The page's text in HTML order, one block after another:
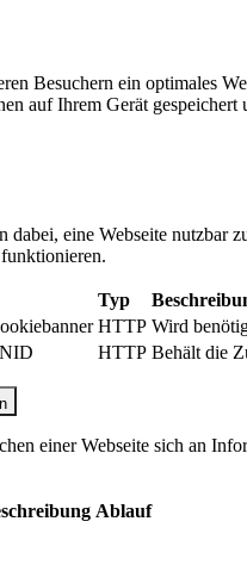
Besuchern ein optimales
auf Ihrem Gerät gespeichert
dabei, eine Webseite nutzbar
Typ
HTTP Wird
HTTP Behält die
einer Webseite sich an
Ablauf